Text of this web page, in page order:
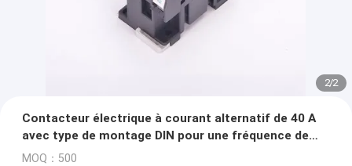
2/2
Contacteur électrique à courant alternatif de 40 A
avec type de montage DIN pour une fréquence de
50/60 Hz
MOQ：500